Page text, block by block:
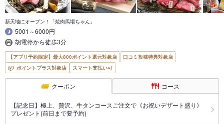
新天地にオープン！「焼肉馬場ちゃん」
5001～6000円
胡電停から徒歩3分
【アプリ予約限定】最大800ポイント還元対象店
口コミ投稿特典対象店
ポイントプラス対象店
スマート支払い可
クーポン コース
【記念日】極上、贅沢、牛タンコースご注文で《お祝いデザート盛り》
プレゼント(前日まで要予約)